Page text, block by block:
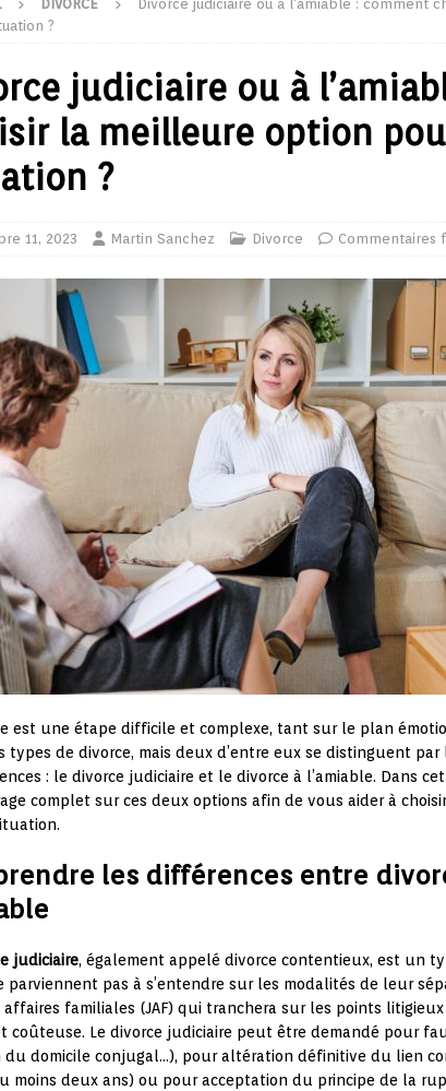
DIVORCE
Divorce judiciaire ou à l’amiable : comment
?
judiciaire ou à
la meilleure option
?
11, 2023 Martin Sanchez Divorce Commentaires
est une étape difficile et complexe, tant sur le plan
types de divorce, mais deux d’entre eux se distinguent
: le divorce judiciaire et le divorce à l’amiable. Dans
complet sur ces deux options afin de vous aider à
les différences entre
judiciaire, également appelé divorce contentieux, est un
parviennent pas à s’entendre sur les modalités de leur
affaires familiales (JAF) qui tranchera sur les points
coûteuse. Le divorce judiciaire peut être demandé pour
du domicile conjugal…), pour altération définitive du lien
moins deux ans) ou pour acceptation du principe de la